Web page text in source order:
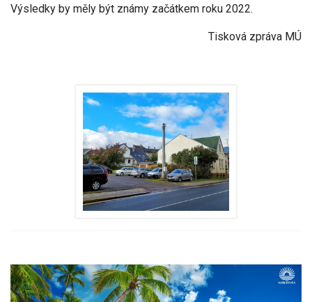
Výsledky by měly být známy začátkem roku 2022.
Tisková zpráva MÚ